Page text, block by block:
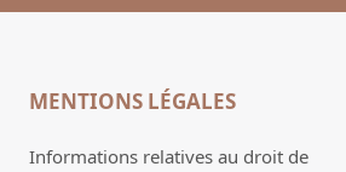
MENTIONS LÉGALES
Informations relatives au droit de